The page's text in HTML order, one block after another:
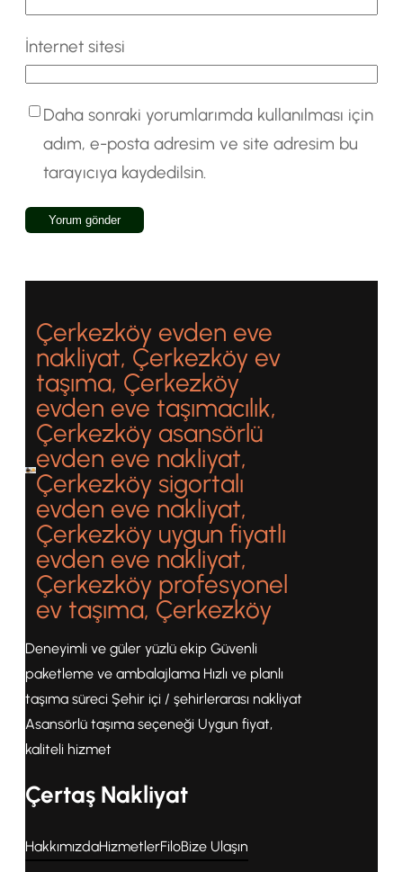
İnternet sitesi
Daha sonraki yorumlarımda kullanılması için
adım, e-posta adresim ve site adresim bu
tarayıcıya kaydedilsin.
Çerkezköy evden eve
nakliyat, Çerkezköy ev
taşıma, Çerkezköy
evden eve taşımacılık,
Çerkezköy asansörlü
evden eve nakliyat,
Çerkezköy sigortalı
evden eve nakliyat,
Çerkezköy uygun fiyatlı
evden eve nakliyat,
Çerkezköy profesyonel
ev taşıma, Çerkezköy
Deneyimli ve güler yüzlü ekip Güvenli
paketleme ve ambalajlama Hızlı ve planlı
taşıma süreci Şehir içi / şehirlerarası nakliyat
Asansörlü taşıma seçeneği Uygun fiyat,
kaliteli hizmet
Çertaş Nakliyat
HakkımızdaHizmetlerFiloBize Ulaşın